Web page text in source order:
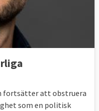
fortsätter att obstruera
som en politisk